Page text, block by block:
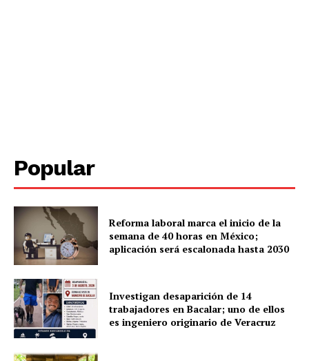
Sociedad y Negocios
Policíacas
Deportes
Política
Municipios
Popular
Reforma laboral marca el inicio de la
semana de 40 horas en México;
aplicación será escalonada hasta 2030
Investigan desaparición de 14
trabajadores en Bacalar; uno de ellos
es ingeniero originario de Veracruz